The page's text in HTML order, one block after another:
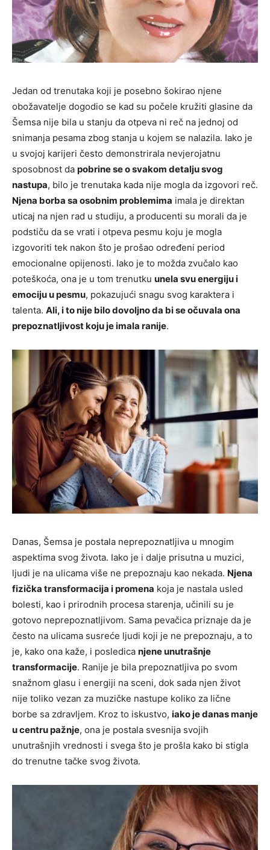
Jedan od trenutaka koji je posebno šokirao njene
obožavatelje dogodio se kad su počele kružiti glasine da
Šemsa nije bila u stanju da otpeva ni reč na jednoj od
snimanja pesama zbog stanja u kojem se nalazila. Iako je
u svojoj karijeri često demonstrirala nevjerojatnu
sposobnost da pobrine se o svakom detalju svog
nastupa, bilo je trenutaka kada nije mogla da izgovori reč.
Njena borba sa osobnim problemima imala je direktan
uticaj na njen rad u studiju, a producenti su morali da je
podstiču da se vrati i otpeva pesmu koju je mogla
izgovoriti tek nakon što je prošao određeni period
emocionalne opijenosti. Iako je to možda zvučalo kao
poteškoća, ona je u tom trenutku unela svu energiju i
emociju u pesmu, pokazujući snagu svog karaktera i
talenta. Ali, i to nije bilo dovoljno da bi se očuvala ona
prepoznatljivost koju je imala ranije.
Danas, Šemsa je postala neprepoznatljiva u mnogim
aspektima svog života. Iako je i dalje prisutna u muzici,
ljudi je na ulicama više ne prepoznaju kao nekada. Njena
fizička transformacija i promena koja je nastala usled
bolesti, kao i prirodnih procesa starenja, učinili su je
gotovo neprepoznatljivom. Sama pevačica priznaje da je
često na ulicama susreće ljudi koji je ne prepoznaju, a to
je, kako ona kaže, i posledica njene unutrašnje
transformacije. Ranije je bila prepoznatljiva po svom
snažnom glasu i energiji na sceni, dok sada njen život
nije toliko vezan za muzičke nastupe koliko za lične
borbe sa zdravljem. Kroz to iskustvo, iako je danas manje
u centru pažnje, ona je postala svesnija svojih
unutrašnjih vrednosti i svega što je prošla kako bi stigla
do trenutne tačke svog života.